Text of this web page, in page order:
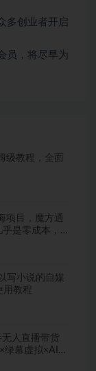
多创业者开启
员，将尽早为
级教程，全面
项目，魔方通
是零成本，
写小说的自媒
教程
无人直播带货
绿幕虚拟×AI数